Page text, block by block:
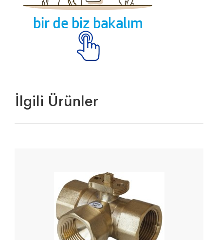
İlgili Ürünler